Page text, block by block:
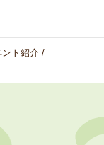
ント紹介 /